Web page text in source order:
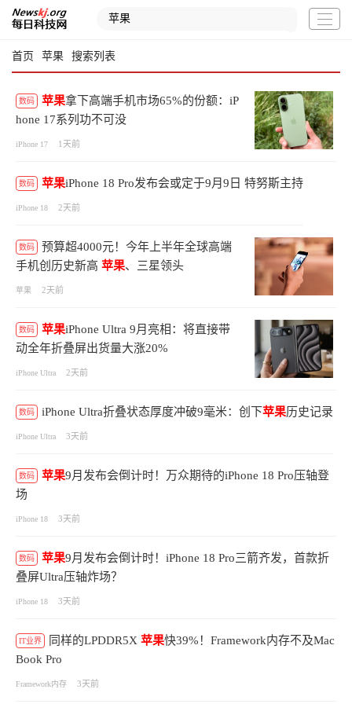
首页 苹果 搜索列表
数码 苹果拿下高端手机市场65%的份额：iP
hone 17系列功不可没
iPhone 17 1天前
数码 苹果iPhone 18 Pro发布会或定于9月9日 特努斯主持
iPhone 18 2天前
数码
预算超4000元！今年上半年全球高端
手机创历史新高 苹果、三星领头
苹果 2天前
数码 苹果iPhone Ultra 9月亮相：将直接带
动全年折叠屏出货量大涨20%
iPhone Ultra 2天前
数码 iPhone Ultra折叠状态厚度冲破9毫米：创下苹果历史记录
iPhone Ultra 3天前
数码 苹果9月发布会倒计时！万众期待的iPhone 18 Pro压轴登
场
iPhone 18 3天前
数码 苹果9月发布会倒计时！iPhone 18 Pro三箭齐发，首款折
叠屏Ultra压轴炸场？
iPhone 18 3天前
IT业界 同样的LPDDR5X 苹果快39%！Framework内存不及Mac
Book Pro
Framework内存 3天前